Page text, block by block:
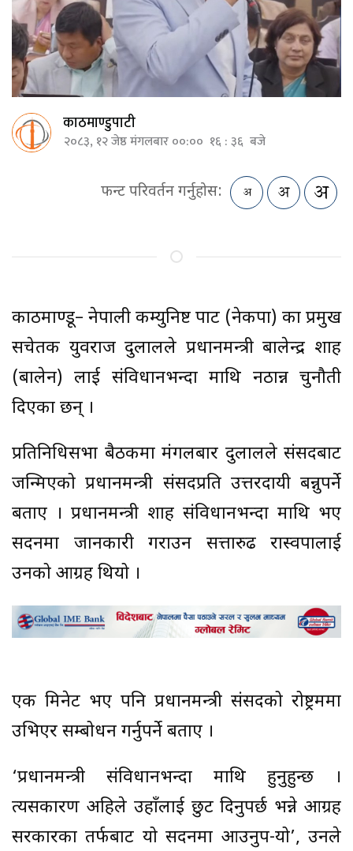
काठमाण्डुपाटी
२०८३, १२ जेष्ठ मंगलबार ००:०० १६ : ३६ बजे
फन्ट परिवर्तन गर्नुहोस:
काठमाण्डू– नेपाली कम्युनिष्ट पार्टी (नेकपा) का प्रमुख
सचेतक युवराज दुलालले प्रधानमन्त्री बालेन्द्र शाह
(बालेन) लाई संविधानभन्दा माथि नठान्न चुनौती
दिएका छन् ।
प्रतिनिधिसभा बैठकमा मंगलबार दुलालले संसदबाट
जन्मिएको प्रधानमन्त्री संसदप्रति उत्तरदायी बन्नुपर्ने
बताए । प्रधानमन्त्री शाह संविधानभन्दा माथि भए
सदनमा जानकारी गराउन सत्तारुढ रास्वपालाई
उनको आग्रह थियो ।
एक मिनेट भए पनि प्रधानमन्त्री संसदको रोष्ट्रममा
उभिएर सम्बोधन गर्नुपर्ने बताए ।
‘प्रधानमन्त्री संविधानभन्दा माथि हुनुहुन्छ ।
त्यसकारण अहिले उहाँलाई छुट दिनुपर्छ भन्ने आग्रह
सरकारका तर्फबाट यो सदनमा आउनुप-यो’, उनले